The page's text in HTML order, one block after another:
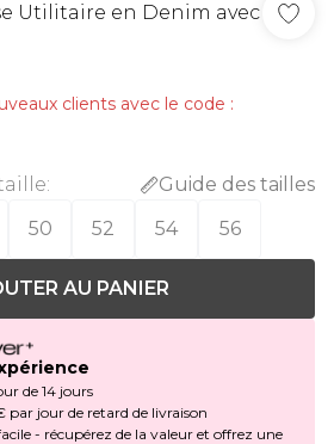
Utilitaire en Denim avec
clients avec le code :
:
Guide des tailles
50 52 54 56
AU PANIER
de 14 jours
par jour de retard de livraison
- récupérez de la valeur et offrez une